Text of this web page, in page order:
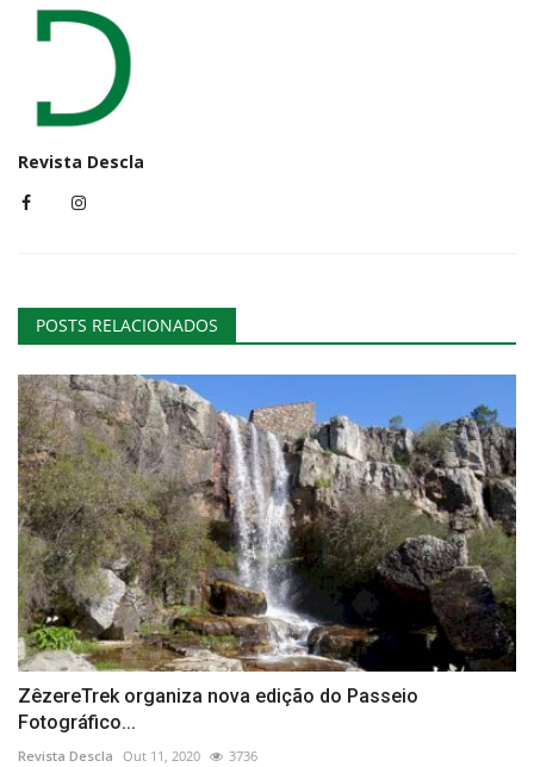
Revista Descla
POSTS RELACIONADOS
ZêzereTrek organiza nova edição do Passeio
Fotográfico...
Revista Descla Out 11, 2020 3736